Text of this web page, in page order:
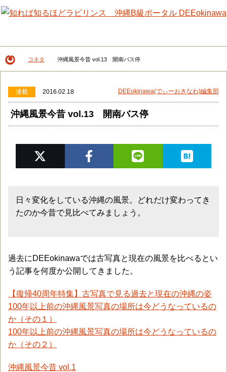
メニュー 検
DEEokinawaトップ
コネタ 沖縄風景今昔 vol.13 開南バス停
連載 2016.02.18 DEEokinawa(でぃーおきなわ)編集部
沖縄風景今昔 vol.13 開南バス停
日々変化をしている沖縄の風景。どれだけ変わってき
たのか今昔で見比べてみましょう。
過去にDEEokinawaでは古写真と現在の風景を比べるとい
う記事を何度か公開してきました。
【復帰40周年特集】古写真で見る過去と現在の沖縄の姿
100年以上前の沖縄風景写真の場所は今どうなっているの
か（その１）
100年以上前の沖縄風景写真の場所は今どうなっているの
か（その２）
沖縄風景今昔 vol.1